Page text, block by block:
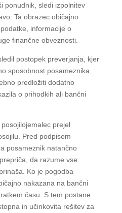
ponudnik, sledi izpolnitev
Ta obrazec običajno
informacije o
finančne obveznosti.
postopek preverjanja, kjer
sposobnost posameznika.
predložiti dodatno
o prihodkih ali bančni
prejel
Pred podpisom
posameznik natančno
da razume vse
Ko je pogodba
nakazana na bančni
času. S tem postane
in učinkovita rešitev za